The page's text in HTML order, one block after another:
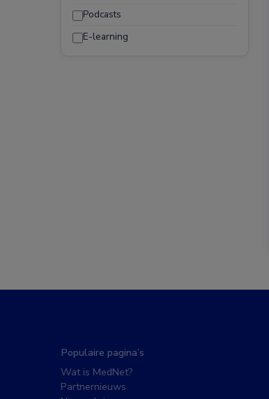
Podcasts
E-learning
Populaire pagina’s
Wat is MedNet?
Partnernieuws